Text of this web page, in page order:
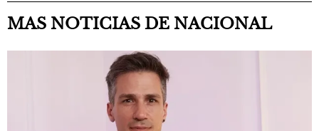
MAS NOTICIAS DE NACIONAL